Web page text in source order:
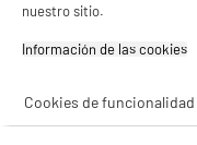
nuestro sitio.
Información de las cookies‎
Cookies de funcionalidad